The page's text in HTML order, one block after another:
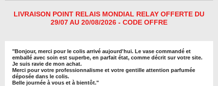
LIVRAISON POINT RELAIS MONDIAL RELAY OFFERTE DU
29/07 AU 20/08/2026 - CODE OFFRE
"Bonjour, merci pour le colis arrivé aujourd'hui. Le vase commandé et
emballé avec soin est superbe, en parfait état, comme décrit sur votre site.
Je suis ravie de mon achat.
Merci pour votre professionnalisme et votre gentille attention parfumée
déposée dans le colis.
Belle journée à vous et à bientôt."